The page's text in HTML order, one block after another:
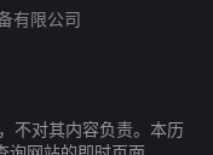
有限公司
不对其内容负责。本历